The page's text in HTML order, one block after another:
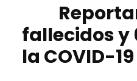
fallecidos y
la COVID-